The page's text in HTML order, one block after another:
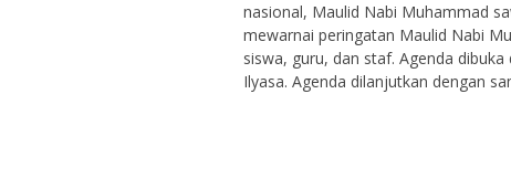
nasional, Maulid Nabi Muhammad
mewarnai peringatan Maulid Nabi
siswa, guru, dan staf. Agenda
Ilyasa. Agenda dilanjutkan dengan